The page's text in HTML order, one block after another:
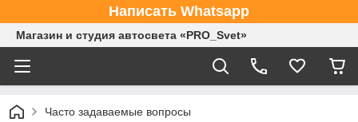
Написать Whatsapp
Магазин и студия автосвета «PRO_Svet»
Часто задаваемые вопросы